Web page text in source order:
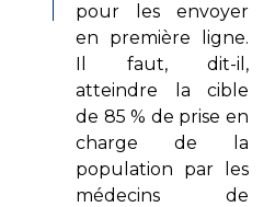
pour les envoyer
en première ligne.
Il faut, dit-il,
atteindre la cible
de 85 % de prise en
charge de la
population par les
médecins de